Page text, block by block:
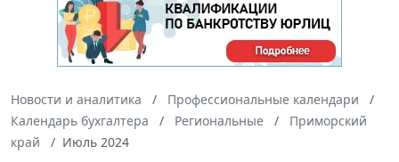
Новости и аналитика
Профессиональные календари
Календарь бухгалтера
Региональные
Приморский
край
Июль 2024